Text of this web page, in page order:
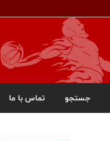
جستجو تماس با ما